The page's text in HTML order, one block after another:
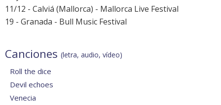
11/12 - Calviá (Mallorca) - Mallorca Live Festival
19 - Granada - Bull Music Festival
Canciones (letra, audio, vídeo)
Roll the dice
Devil echoes
Venecia